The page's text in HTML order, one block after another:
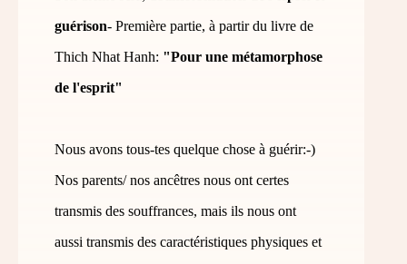
guérison- Première partie, à partir du livre de
Thich Nhat Hanh: "Pour une métamorphose
de l'esprit"
Nous avons tous-tes quelque chose à guérir:-)
Nos parents/ nos ancêtres nous ont certes
transmis des souffrances, mais ils nous ont
aussi transmis des caractéristiques physiques et